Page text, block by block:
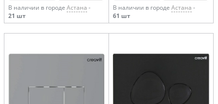
В наличии в городе Астана -
21 шт
В наличии в городе Астана -
61 шт